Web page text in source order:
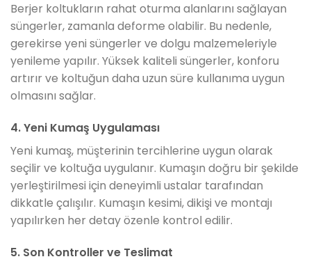
Berjer koltukların rahat oturma alanlarını sağlayan
süngerler, zamanla deforme olabilir. Bu nedenle,
gerekirse yeni süngerler ve dolgu malzemeleriyle
yenileme yapılır. Yüksek kaliteli süngerler, konforu
artırır ve koltuğun daha uzun süre kullanıma uygun
olmasını sağlar.
4. Yeni Kumaş Uygulaması
Yeni kumaş, müşterinin tercihlerine uygun olarak
seçilir ve koltuğa uygulanır. Kumaşın doğru bir şekilde
yerleştirilmesi için deneyimli ustalar tarafından
dikkatle çalışılır. Kumaşın kesimi, dikişi ve montajı
yapılırken her detay özenle kontrol edilir.
5. Son Kontroller ve Teslimat